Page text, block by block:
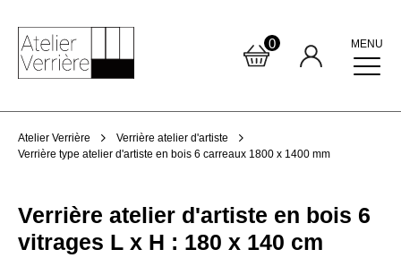
0 MENU
Atelier Verrière
Verrière atelier d'artiste
Verrière type atelier d'artiste en bois 6 carreaux 1800 x 1400 mm
Verrière atelier d'artiste en bois 6
vitrages L x H : 180 x 140 cm